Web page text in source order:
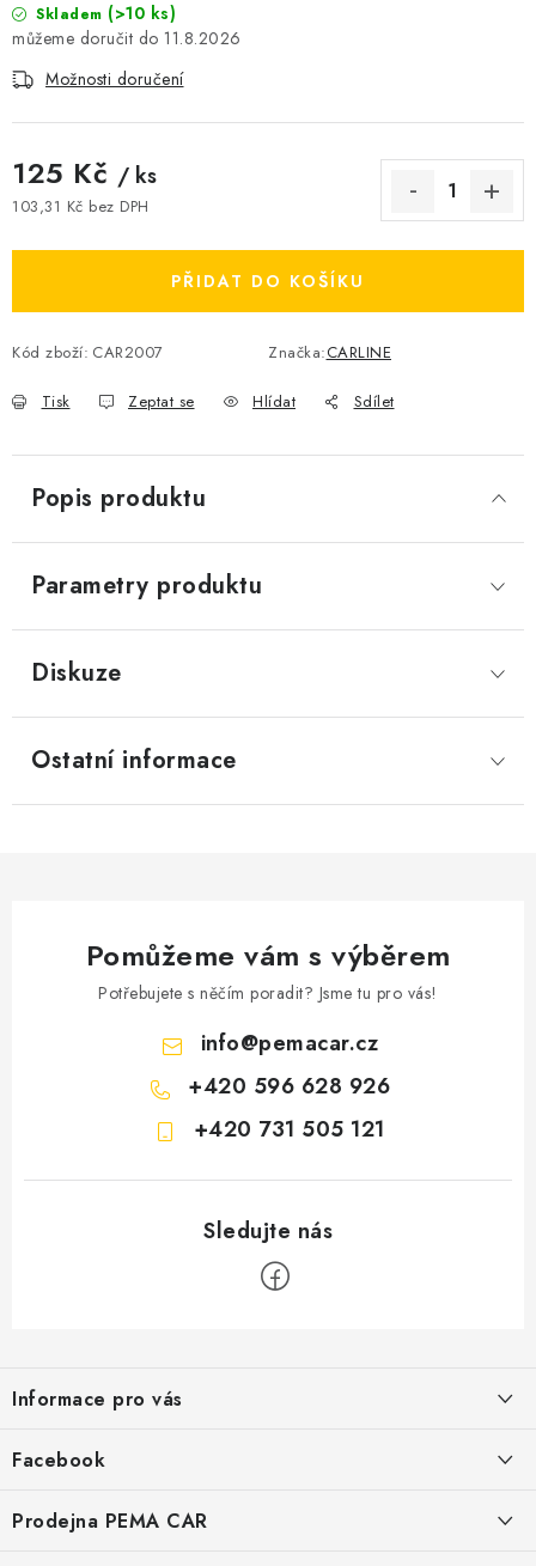
Skladem (>10 ks)
11.8.2026
Možnosti doručení
125 Kč / ks
103,31 Kč bez DPH
PŘIDAT DO KOŠÍKU
Kód zboží: CAR2007 Značka:CARLINE
Tisk Zeptat se Hlídat Sdílet
Popis produktu
Parametry produktu
Diskuze
Ostatní informace
Pomůžeme vám s výběrem
Potřebujete s něčím poradit? Jsme tu pro vás!
info@pemacar.cz
+420 596 628 926
+420 731 505 121
p
a
Informace pro vás
Facebook
Prodejna PEMA CAR